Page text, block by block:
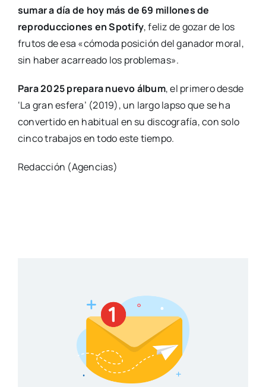
sumar a día de hoy más de 69 millones de
reproducciones en Spotify, feliz de gozar de los
frutos de esa «cómoda posición del ganador moral,
sin haber acarreado los problemas».
Para 2025 prepara nuevo álbum, el primero desde
‘La gran esfera’ (2019), un largo lapso que se ha
convertido en habitual en su discografía, con solo
cinco trabajos en todo este tiempo.
Redacción (Agencias)